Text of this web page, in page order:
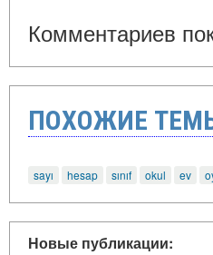
Комментариев
ПОХОЖИЕ
sayı hesap sınıf okul ev
Новые публикации: